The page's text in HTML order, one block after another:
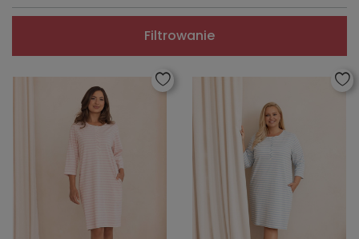
Filtrowanie